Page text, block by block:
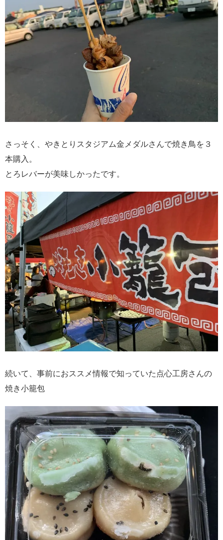
さっそく、やきとりスタジアム金メダルさんで焼き鳥を３
本購入。
とろレバーが美味しかったです。
続いて、事前におススメ情報で知っていた点心工房さんの
焼き小籠包